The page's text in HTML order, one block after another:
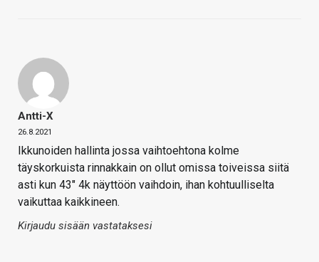
Antti-X
26.8.2021
Ikkunoiden hallinta jossa vaihtoehtona kolme
täyskorkuista rinnakkain on ollut omissa toiveissa siitä
asti kun 43″ 4k näyttöön vaihdoin, ihan kohtuulliselta
vaikuttaa kaikkineen.
Kirjaudu sisään vastataksesi